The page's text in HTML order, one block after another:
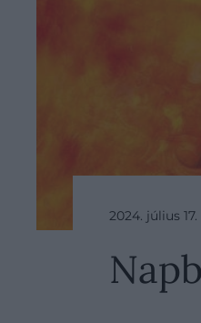
2024. július